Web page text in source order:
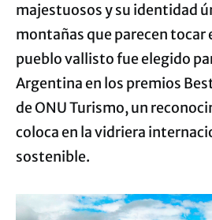
majestuosos y su identidad
montañas que parecen tocar
pueblo vallisto fue elegido
Argentina en los premios
de ONU Turismo, un
coloca en la vidriera
sostenible.
Reproductor